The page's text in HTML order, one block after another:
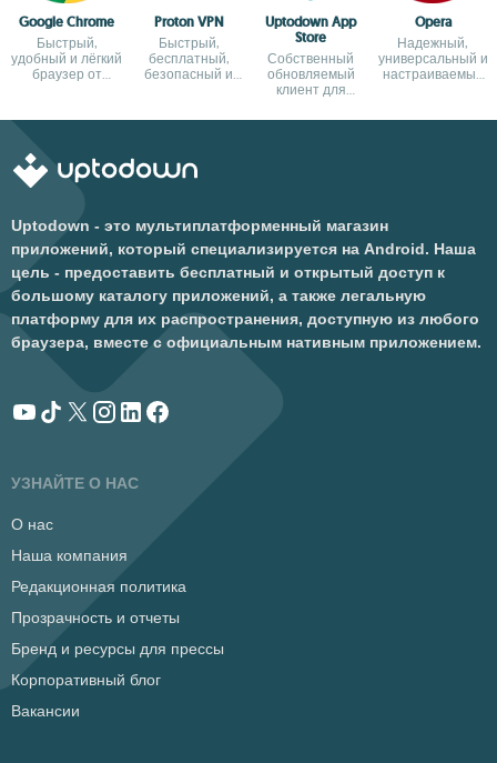
Google Chrome
Быстрый,
удобный и лёгкий
браузер от
Proton VPN
Быстрый,
бесплатный,
безопасный и
Uptodown App
Store
Собственный
обновляемый
клиент для
Opera
Надежный,
универсальный и
настраиваемый
Uptodown - это мультиплатформенный магазин
приложений, который специализируется на Android. Наша
цель - предоставить бесплатный и открытый доступ к
большому каталогу приложений, а также легальную
платформу для их распространения, доступную из любого
браузера, вместе с официальным нативным приложением.
УЗНАЙТЕ О НАС
О нас
Наша компания
Редакционная политика
Прозрачность и отчеты
Бренд и ресурсы для прессы
Корпоративный блог
Вакансии